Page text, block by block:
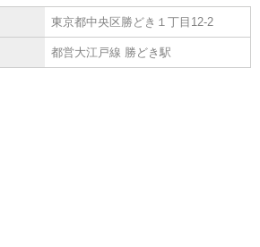
東京都中央区勝どき１丁目12-2
都営大江戸線 勝どき駅